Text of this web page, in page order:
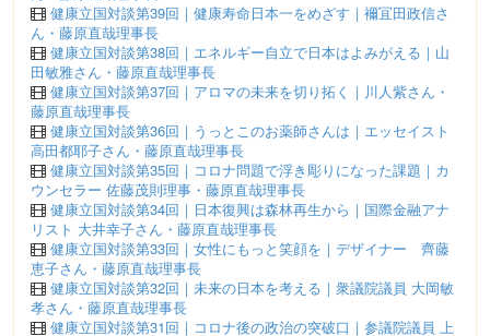
健康立国対談第39回｜健康寿命日本一をめざす｜襧冝田政信さ
ん・藤原直哉理事長
健康立国対談第38回｜エネルギー自立で日本はよみがえる｜山
田敏雅さん・藤原直哉理事長
健康立国対談第37回｜アロマの未来を切り拓く｜川人紫さん・
藤原直哉理事長
健康立国対談第36回｜うっとこのお薬師さんは｜エッセイスト
高田都耶子さん・藤原直哉理事長
健康立国対談第35回｜コロナ問題で浮き彫りになった課題｜カ
ウンセラー 佐藤茂則理事・藤原直哉理事長
健康立国対談第34回｜日本復興は森林再生から｜国際金融アナ
リスト 大井幸子さん・藤原直哉理事長
健康立国対談第33回｜女性にもっと笑顔を｜デザイナー 齊藤
恵子さん・藤原直哉理事長
健康立国対談第32回｜未来の日本を考える｜衆議院議員 大岡敏
孝さん・藤原直哉理事長
健康立国対談第31回｜コロナ後の政治の突破口｜参議院議員 上